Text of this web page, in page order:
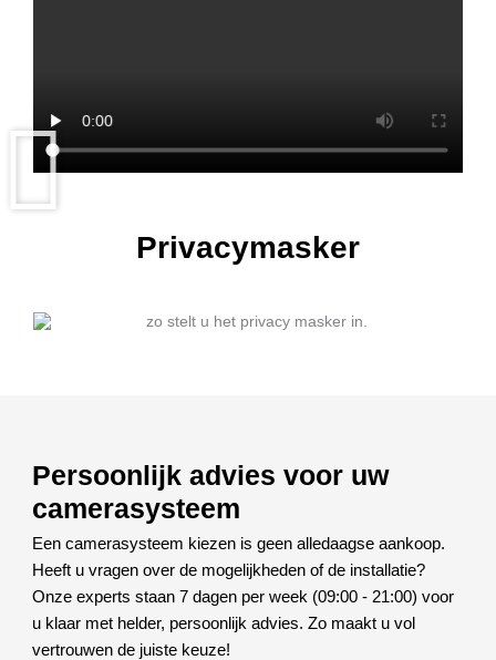
Privacymasker
Persoonlijk advies voor uw
camerasysteem
Een camerasysteem kiezen is geen alledaagse aankoop.
Heeft u vragen over de mogelijkheden of de installatie?
Onze experts staan 7 dagen per week (09:00 - 21:00) voor
u klaar met helder, persoonlijk advies. Zo maakt u vol
vertrouwen de juiste keuze!